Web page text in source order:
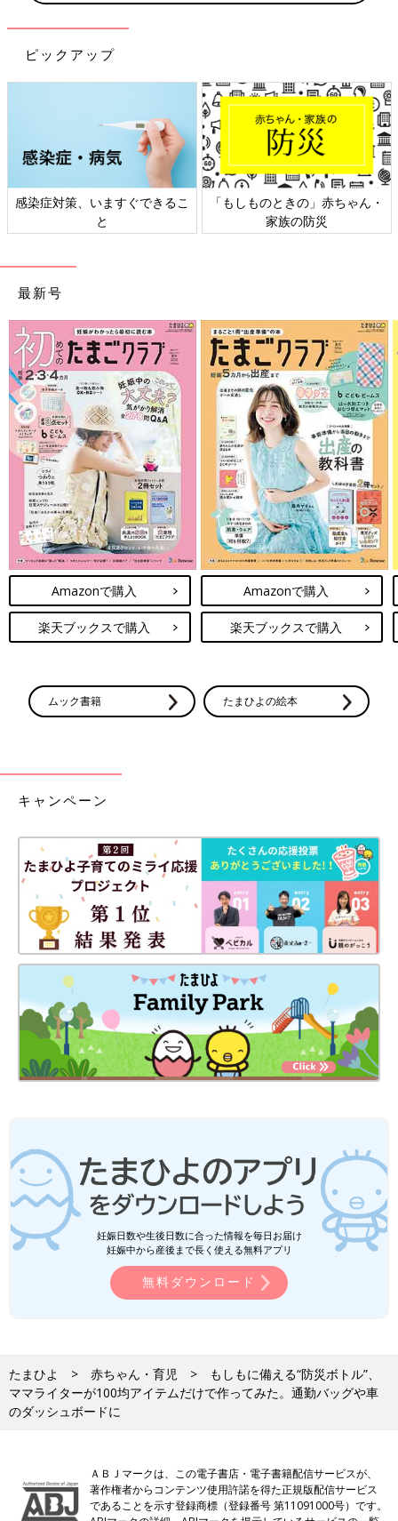
ピックアップ
ちゃん・
日本外来小児科学会リーフレッ
六星占術 細木かおり
最新号
Amazonで購入
楽天ブックスで購入
Amazonで購入
楽天ブックスで購入
ムック書籍 たまひよの絵本
キャンペーン
妊娠日数や生後日数に合った情報を毎日お届け
妊娠中から産後まで長く使える無料アプリ
無料ダウンロード
たまひよ 赤ちゃん・育児
もしもに備える“防災ボトル”、
ママライターが100均アイテムだけで作ってみた。通勤バッグや車
のダッシュボードに
ＡＢＪマークは、この電子書店・電子書籍配信サービスが、
著作権者からコンテンツ使用許諾を得た正規版配信サービス
であることを示す登録商標（登録番号 第11091000号）です。